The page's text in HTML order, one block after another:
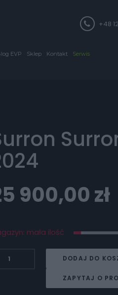
+48
EVP Sklep Kontakt Serwis
900,00zł
mała ilość
DODAJ DO
ZAPYTAJ O